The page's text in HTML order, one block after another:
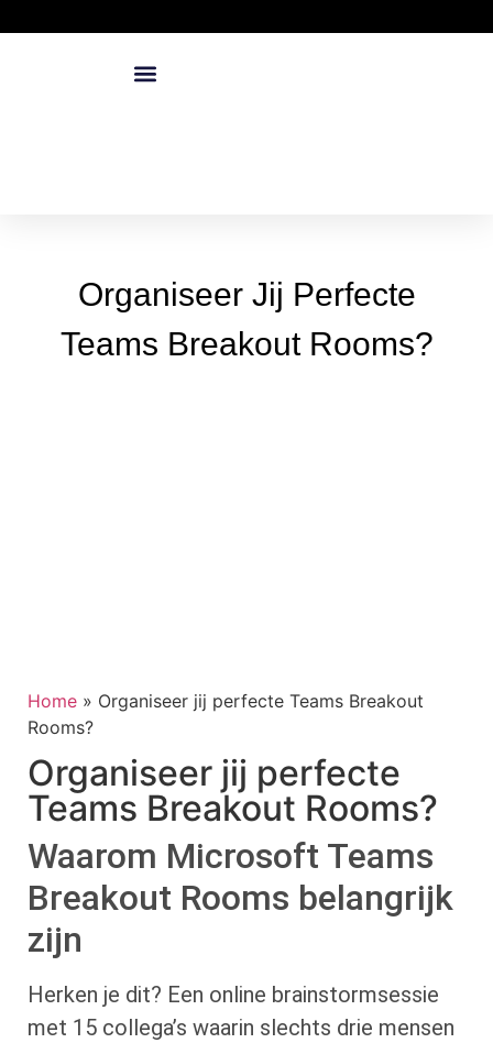
Organiseer Jij Perfecte
Teams Breakout Rooms?
Home » Organiseer jij perfecte Teams Breakout
Rooms?
Organiseer jij perfecte
Teams Breakout Rooms?
Waarom Microsoft Teams
Breakout Rooms belangrijk
zijn
Herken je dit? Een online brainstormsessie
met 15 collega’s waarin slechts drie mensen